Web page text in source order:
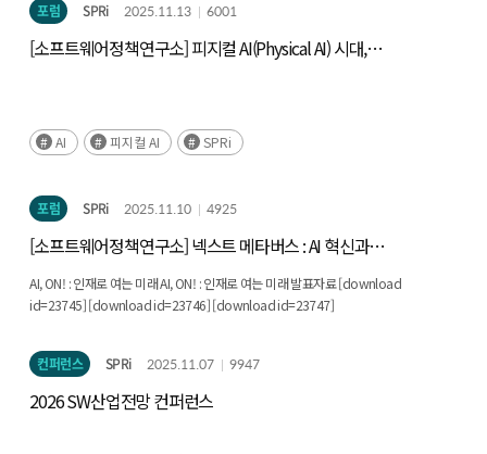
포럼 SPRi 2025.11.13 6001
[소프트웨어정책연구소] 피지컬 AI(Physical AI) 시대,
AI 피지컬 AI SPRi
포럼 SPRi 2025.11.10 4925
[소프트웨어정책연구소] 넥스트 메타버스 : AI 혁신과
새로운 기회(결과)
AI, ON! : 인재로 여는 미래 AI, ON! : 인재로 여는 미래 발표자료 [download
id=23745] [download id=23746] [download id=23747]
컨퍼런스 SPRi 2025.11.07 9947
2026 SW산업전망 컨퍼런스